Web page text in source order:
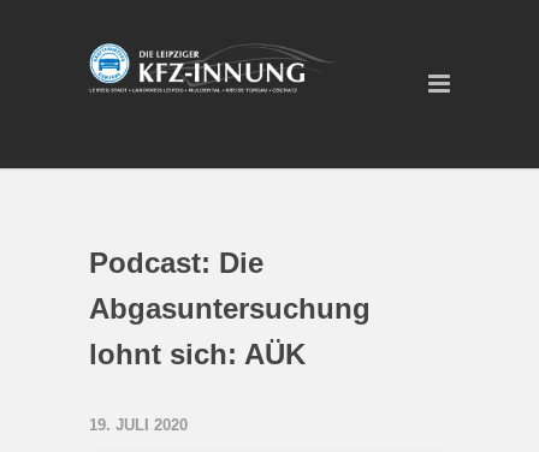
Podcast: Die
Abgasuntersuchung
lohnt sich: AÜK
19. JULI 2020